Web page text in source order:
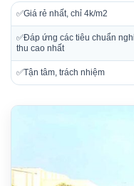
✅Giá rẻ nhất, chỉ 4k/m2
✅Đáp ứng các tiêu chuẩn
thu cao nhất
✅Tận tâm, trách nhiệm